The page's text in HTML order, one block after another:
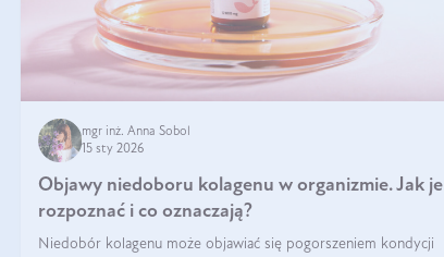
mgr inż. Anna Sobol
15 sty 2026
Objawy niedoboru kolagenu w organizmie. Jak je
rozpoznać i co oznaczają?
Niedobór kolagenu może objawiać się pogorszeniem kondycji